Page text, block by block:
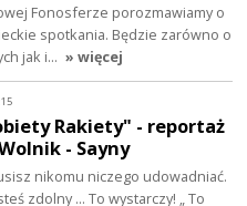
Fonosferze porozmawiamy o
spotkania. Będzie zarówno o
jak i… » więcej
Rakiety" - reportaż
- Sayny
nikomu niczego udowadniać.
zdolny ... To wystarczy! „ To